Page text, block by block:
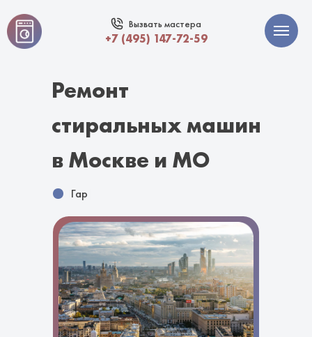
Вызвать мастера
+7 (495) 147-72-59
Гарантия
Ремонт
стиральных машин
в Москве и МО